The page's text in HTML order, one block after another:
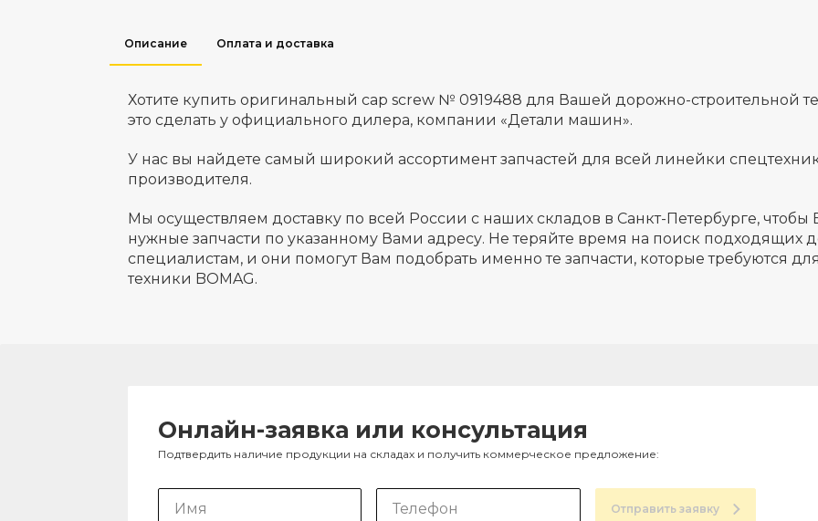
Описание Оплата и доставка
Хотите купить оригинальный cap screw № 0919488 для Вашей дорожно-строительной
это сделать у официального дилера, компании «Детали машин».
У нас вы найдете самый широкий ассортимент запчастей для всей линейки
производителя.
Мы осуществляем доставку по всей России с наших складов в Санкт-Петербурге, чтобы
нужные запчасти по указанному Вами адресу. Не теряйте время на поиск подходящих
специалистам, и они помогут Вам подобрать именно те запчасти, которые требуются
техники BOMAG.
Онлайн-заявка или консультация
Подтвердить наличие продукции на складах и получить коммерческое предложение:
Отправить заявку